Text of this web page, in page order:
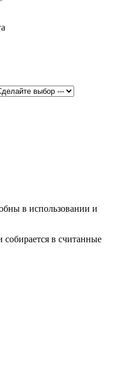
в использовании и
в считанные